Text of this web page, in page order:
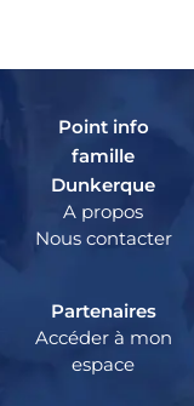
Point info
famille
Dunkerque
A propos
Nous contacter
Partenaires
Accéder à mon
espace